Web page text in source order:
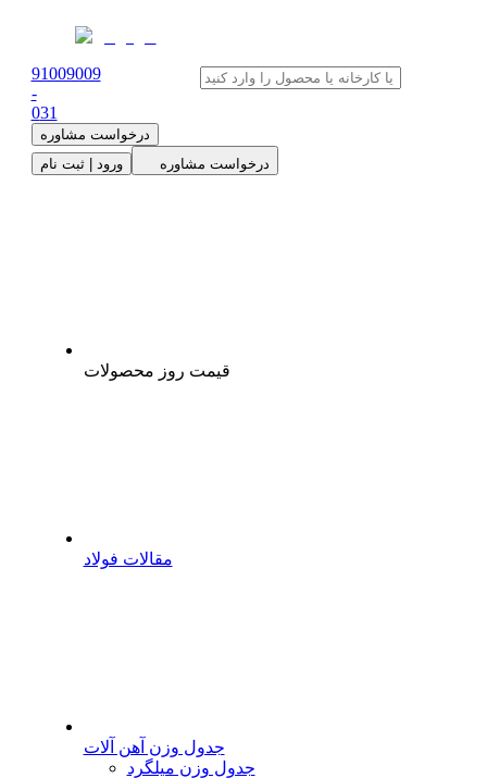
91009009
-
031
درخواست مشاوره
ورود | ثبت نام
درخواست مشاوره
قیمت روز محصولات
مقالات فولاد
جدول وزن آهن آلات
جدول وزن میلگرد